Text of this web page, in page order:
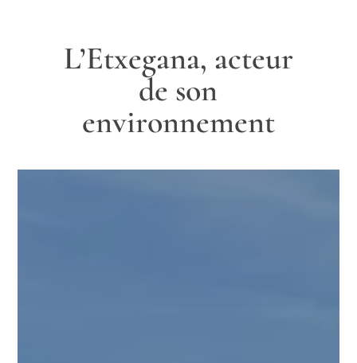
L’Etxegana, acteur
de son
environnement